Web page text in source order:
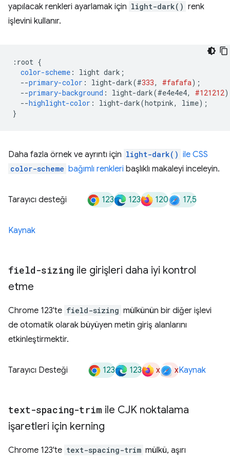
yapılacak renkleri ayarlamak için light-dark() renk
işlevini kullanır.
: root {
color-scheme : light dark ;
--primary-color : light-dark(#333, #fafafa);
--primary-background : light-dark(#e4e4e4, #121212
--highlight-color : light-dark(hotpink, lime);
}
Daha fazla örnek ve ayrıntı için light-dark() ile CSS
color-scheme bağımlı renkleri başlıklı makaleyi inceleyin.
Tarayıcı desteği 123 123 120 17,5
Kaynak
field-sizing ile girişleri daha iyi kontrol
etme
Chrome 123'te field-sizing mülkünün bir diğer işlevi
de otomatik olarak büyüyen metin giriş alanlarını
etkinleştirmektir.
Tarayıcı Desteği 123 123 x xKaynak
text-spacing-trim ile CJK noktalama
işaretleri için kerning
Chrome 123'te text-spacing-trim mülkü, aşırı